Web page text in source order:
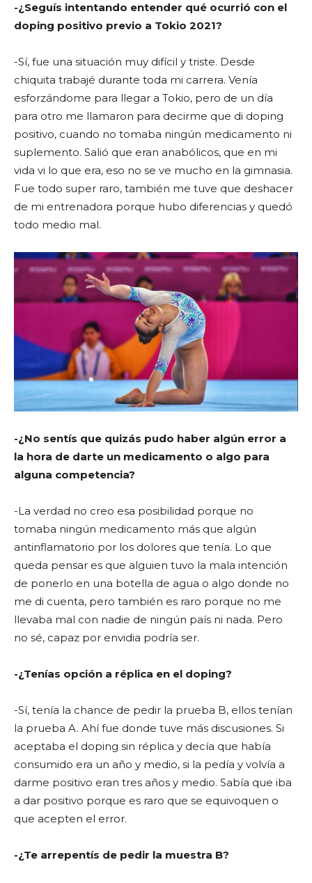
-¿Seguís intentando entender qué ocurrió con el
doping positivo previo a Tokio 2021?
-Sí, fue una situación muy difícil y triste. Desde
chiquita trabajé durante toda mi carrera. Venía
esforzándome para llegar a Tokio, pero de un día
para otro me llamaron para decirme que di doping
positivo, cuando no tomaba ningún medicamento ni
suplemento. Salió que eran anabólicos, que en mi
vida vi lo que era, eso no se ve mucho en la gimnasia.
Fue todo super raro, también me tuve que deshacer
de mi entrenadora porque hubo diferencias y quedó
todo medio mal.
-¿No sentís que quizás pudo haber algún error a
la hora de darte un medicamento o algo para
alguna competencia?
-La verdad no creo esa posibilidad porque no
tomaba ningún medicamento más que algún
antinflamatorio por los dolores que tenía. Lo que
queda pensar es que alguien tuvo la mala intención
de ponerlo en una botella de agua o algo donde no
me di cuenta, pero también es raro porque no me
llevaba mal con nadie de ningún país ni nada. Pero
no sé, capaz por envidia podría ser.
-¿Tenías opción a réplica en el doping?
-Sí, tenía la chance de pedir la prueba B, ellos tenían
la prueba A. Ahí fue donde tuve más discusiones. Si
aceptaba el doping sin réplica y decía que había
consumido era un año y medio, si la pedía y volvía a
darme positivo eran tres años y medio. Sabía que iba
a dar positivo porque es raro que se equivoquen o
que acepten el error.
-¿Te arrepentís de pedir la muestra B?